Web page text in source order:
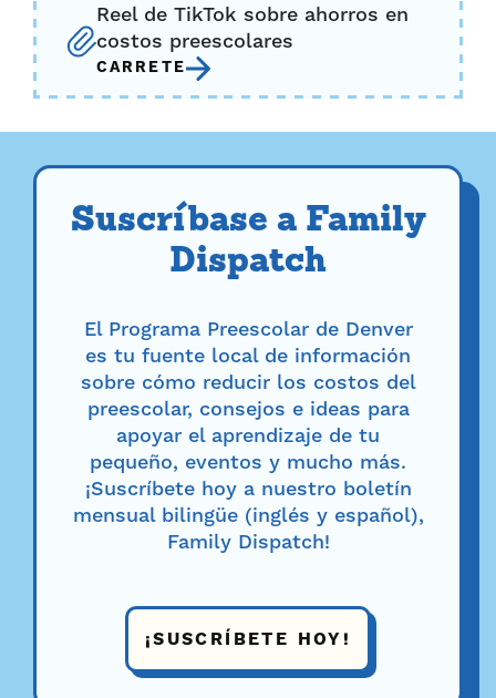
Reel de TikTok sobre ahorros en
costos preescolares
CARRETE
Suscríbase a Family
Dispatch
El Programa Preescolar de Denver
es tu fuente local de información
sobre cómo reducir los costos del
preescolar, consejos e ideas para
apoyar el aprendizaje de tu
pequeño, eventos y mucho más.
¡Suscríbete hoy a nuestro boletín
mensual bilingüe (inglés y español),
Family Dispatch!
¡SUSCRÍBETE HOY!